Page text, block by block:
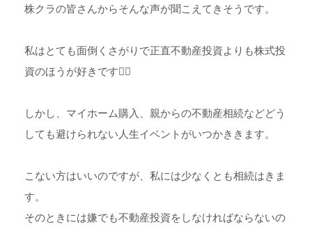
株クラの皆さんからそんな声が聞こえてきそうです。
私はとても面倒くさがりで正直不動産投資よりも株式投
資のほうが好きです🙇‍♀
しかし、マイホーム購入、親からの不動産相続などどう
しても避けられない人生イベントがいつかききます。
こない方はいいのですが、私には少なくとも相続はきま
す。
そのときには嫌でも不動産投資をしなければならないの